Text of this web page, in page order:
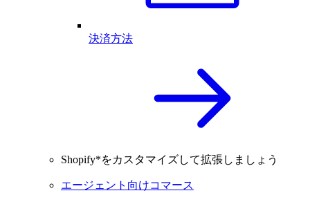
決済方法
Shopify*をカスタマイズして拡張しましょう
エージェント向けコマース